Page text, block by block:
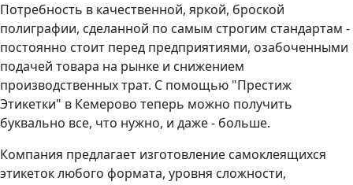
Потребность в качественной, яркой, броской
полиграфии, сделанной по самым строгим стандартам -
постоянно стоит перед предприятиями, озабоченными
подачей товара на рынке и снижением
производственных трат. С помощью "Престиж
Этикетки" в Кемерово теперь можно получить
буквально все, что нужно, и даже - больше.
Компания предлагает изготовление самоклеящихся
этикеток любого формата, уровня сложности,